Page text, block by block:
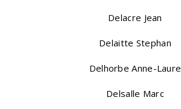
Delacre Jean
Delaitte Stephan
Delhorbe Anne-Laure
Delsalle Marc